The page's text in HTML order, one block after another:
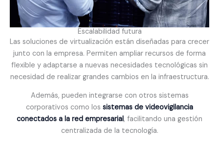
Escalabilidad futura
Las soluciones de virtualización están diseñadas para crecer
junto con la empresa. Permiten ampliar recursos de forma
flexible y adaptarse a nuevas necesidades tecnológicas sin
necesidad de realizar grandes cambios en la infraestructura.
Además, pueden integrarse con otros sistemas
corporativos como los sistemas de videovigilancia
conectados a la red empresarial, facilitando una gestión
centralizada de la tecnología.